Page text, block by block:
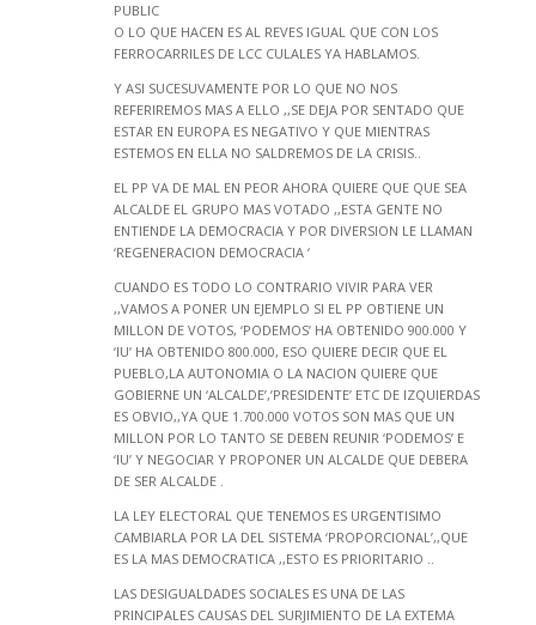
PUBLIC
O LO QUE HACEN ES AL REVES IGUAL QUE CON LOS
FERROCARRILES DE LCC CULALES YA HABLAMOS.
Y ASI SUCESUVAMENTE POR LO QUE NO NOS
REFERIREMOS MAS A ELLO ,,SE DEJA POR SENTADO QUE
ESTAR EN EUROPA ES NEGATIVO Y QUE MIENTRAS
ESTEMOS EN ELLA NO SALDREMOS DE LA CRISIS..
EL PP VA DE MAL EN PEOR AHORA QUIERE QUE QUE SEA
ALCALDE EL GRUPO MAS VOTADO ,,ESTA GENTE NO
ENTIENDE LA DEMOCRACIA Y POR DIVERSION LE LLAMAN
‘REGENERACION DEMOCRACIA ‘
CUANDO ES TODO LO CONTRARIO VIVIR PARA VER
,,VAMOS A PONER UN EJEMPLO SI EL PP OBTIENE UN
MILLON DE VOTOS, ‘PODEMOS’ HA OBTENIDO 900.000 Y
‘IU’ HA OBTENIDO 800.000, ESO QUIERE DECIR QUE EL
PUEBLO,LA AUTONOMIA O LA NACION QUIERE QUE
GOBIERNE UN ‘ALCALDE’,’PRESIDENTE’ ETC DE IZQUIERDAS
ES OBVIO,,YA QUE 1.700.000 VOTOS SON MAS QUE UN
MILLON POR LO TANTO SE DEBEN REUNIR ‘PODEMOS’ E
‘IU’ Y NEGOCIAR Y PROPONER UN ALCALDE QUE DEBERA
DE SER ALCALDE .
LA LEY ELECTORAL QUE TENEMOS ES URGENTISIMO
CAMBIARLA POR LA DEL SISTEMA ‘PROPORCIONAL’,,QUE
ES LA MAS DEMOCRATICA ,,ESTO ES PRIORITARIO ..
LAS DESIGUALDADES SOCIALES ES UNA DE LAS
PRINCIPALES CAUSAS DEL SURJIMIENTO DE LA EXTEMA